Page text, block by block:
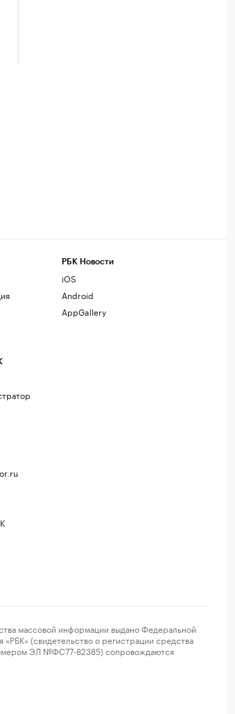
РБК Новости
iOS
Android
AppGallery
массовой информации выдано Федеральной
(свидетельство о регистрации средства
ЭЛ №ФС77-82385) сопровождаются